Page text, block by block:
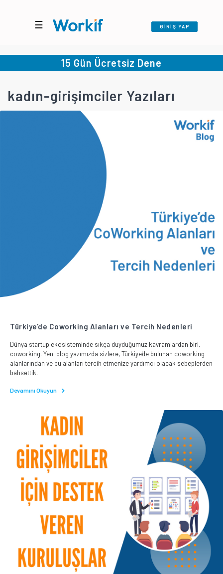
☰ GİRİŞ YAP
15 Gün Ücretsiz Dene
kadın-girişimciler Yazıları
Türkiye'de Coworking Alanları ve Tercih Nedenleri
Dünya startup ekosisteminde sıkça duyduğumuz kavramlardan biri,
coworking. Yeni blog yazımızda sizlere, Türkiye'de bulunan coworking
alanlarından ve bu alanları tercih etmenize yardımcı olacak sebeplerden
bahsettik.
Devamını Okuyun